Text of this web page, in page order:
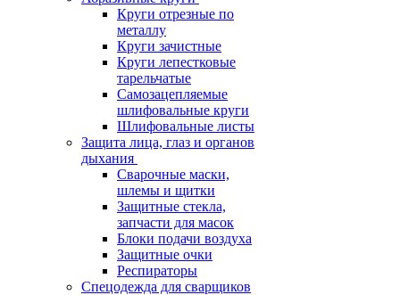
Круги отрезные по
металлу
Круги зачистные
Круги лепестковые
тарельчатые
Самозацепляемые
шлифовальные круги
Шлифовальные листы
Защита лица, глаз и органов
дыхания
Сварочные маски,
шлемы и щитки
Защитные стекла,
запчасти для масок
Блоки подачи воздуха
Защитные очки
Респираторы
Спецодежда для сварщиков